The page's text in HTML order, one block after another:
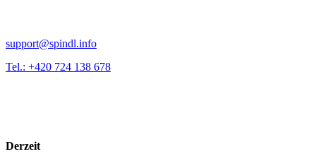
support@spindl.info
Tel.: +420 724 138 678
Derzeit